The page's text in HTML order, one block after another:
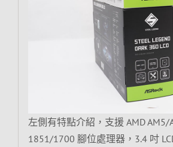
左側有特點介紹，支援 AMD AM5/
1851/1700 腳位處理器，3.4 吋